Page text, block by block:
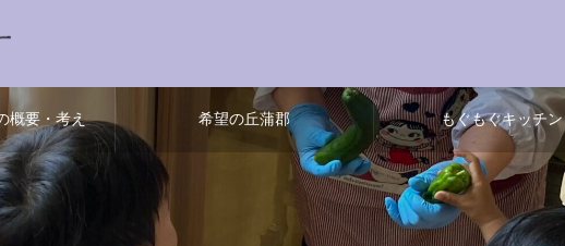
概要・考え 希望の丘蒲郡 もぐもぐキッチン